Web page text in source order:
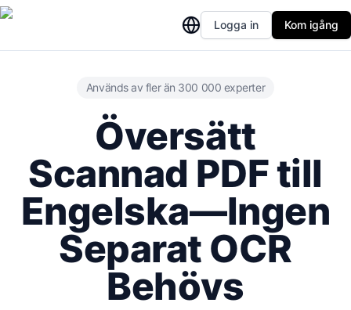
Logga in Kom igång
Används av fler än 300 000 experter
Översätt
Scannad PDF till
Engelska—Ingen
Separat OCR
Behövs